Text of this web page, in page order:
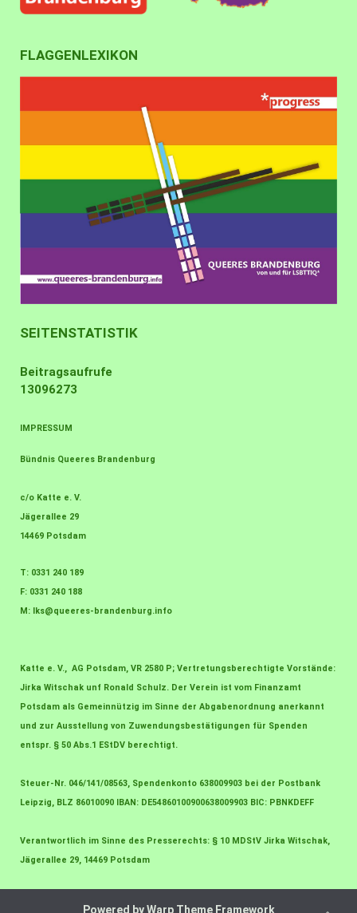
FLAGGENLEXIKON
SEITENSTATISTIK
Beitragsaufrufe
13096273
IMPRESSUM
Bündnis Queeres Brandenburg
c/o Katte e. V.
Jägerallee 29
14469 Potsdam
T: 0331 240 189
F: 0331 240 188
M:
lks@queeres-brandenburg.info
Katte e. V., AG Potsdam, VR 2580 P; Vertretungsberechtigte Vorstände:
Jirka Witschak unf Ronald Schulz. Der Verein ist vom Finanzamt
Potsdam als Gemeinnützig im Sinne der Abgabenordnung anerkannt
und zur Ausstellung von Zuwendungsbestätigungen für Spenden
entspr. § 50 Abs.1 EStDV berechtigt.
Steuer-Nr. 046/141/08563, Spendenkonto 638009903 bei der Postbank
Leipzig, BLZ 86010090 IBAN: DE54860100900638009903 BIC: PBNKDEFF
Verantwortlich im Sinne des Presserechts: § 10 MDStV Jirka Witschak,
Jägerallee 29, 14469 Potsdam
Powered byWarp Theme Framework